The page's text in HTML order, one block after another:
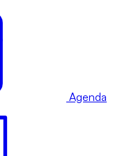
Agenda